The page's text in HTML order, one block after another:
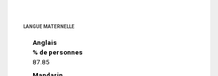
LANGUE MATERNELLE
Anglais
% de personnes
87.85